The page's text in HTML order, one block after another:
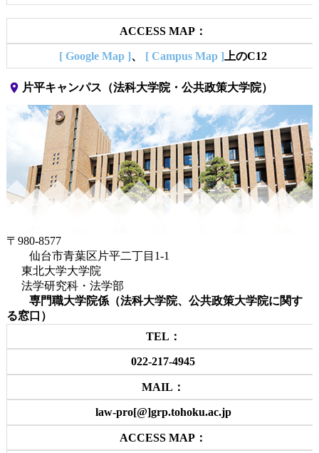
ACCESS MAP：
[ Google Map ]、 [ Campus Map ] 上のC12
place 片平キャンパス（法科大学院・公共政策大学院）
〒980-8577
仙台市青葉区片平二丁目1-1
東北大学大学院
法学研究科・法学部
専門職大学院係（法科大学院、公共政策大学院に関す
る窓口）
TEL：
022-217-4945
MAIL：
law-pro[@]grp.tohoku.ac.jp
ACCESS MAP：